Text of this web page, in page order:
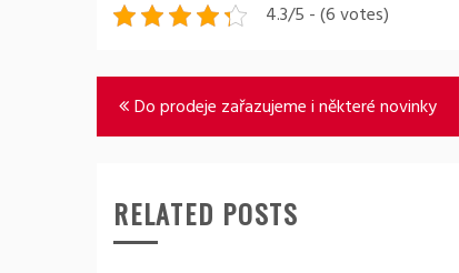
4.3/5 - (6 votes)
Navigace
pro
Do prodeje zařazujeme i některé novinky
RELATED POSTS